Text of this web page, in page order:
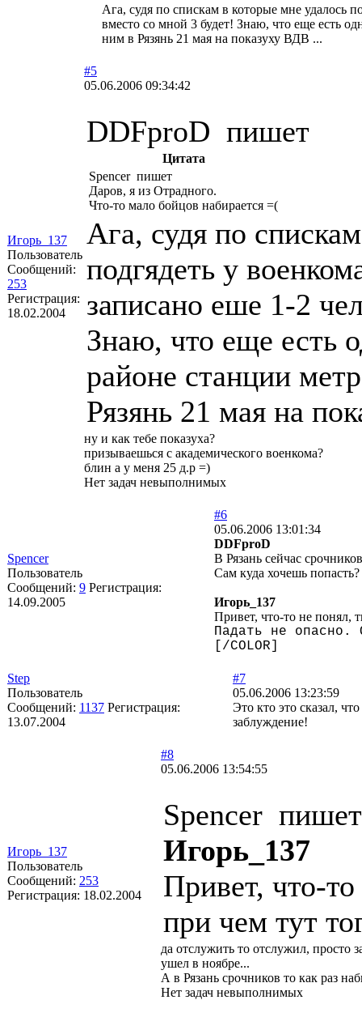
Ага, судя по спискам в которые мне удалось
вместо со мной 3 будет! Знаю, что еще есть
ним в Рязянь 21 мая на показуху ВДВ ...
Игорь_137
Пользователь
Сообщений:
253
Регистрация:
18.02.2004
#5
05.06.2006 09:34:42
DDFproD пишет
Цитата
Spencer пишет
Даров, я из Отрадного.
Что-то мало бойцов набирается =(
Ага, судя по
подгядеть у
записано еше 1-2
Знаю, что еще есть
районе станции
Рязянь 21 мая на
ну и как тебе показуха?
призываешься с академического военкома?
блин а у меня 25 д.р =)
Нет задач невыполнимых
Spencer
Пользователь
Сообщений: 9 Регистрация:
14.09.2005
#6
05.06.2006 13:01:34
DDFproD
В Рязань сейчас
Сам куда хочешь попасть?
Игорь_137
Привет, что-то не понял,
Падать не опасно.
[/COLOR]
Step
Пользователь
Сообщений: 1137 Регистрация:
13.07.2004
#7
05.06.2006 13:23:59
Это кто это сказал,
заблуждение!
Игорь_137
Пользователь
Сообщений: 253
Регистрация: 18.02.2004
#8
05.06.2006 13:54:55
Spencer пишет
Игорь_137
Привет, что-
при чем тут
да отслужить то отслужил, просто
ушел в ноябре...
А в Рязань срочников то как раз
Нет задач невыполнимых